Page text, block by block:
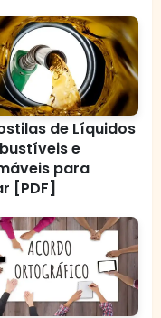
de Líquidos
e
para
[PDF]